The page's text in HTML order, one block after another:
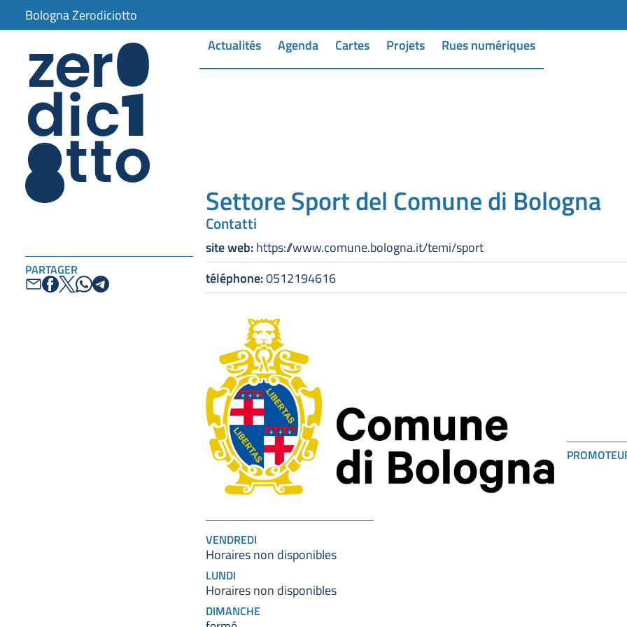
Bologna Zerodiciotto
Actualités Agenda Cartes Projets Rues numériques
PARTAGER
Settore Sport del Comune di Bologna
Contatti
site web: https://www.comune.bologna.it/temi/sport
téléphone:0512194616
VENDREDI
Horaires non disponibles
LUNDI
Horaires non disponibles
DIMANCHE